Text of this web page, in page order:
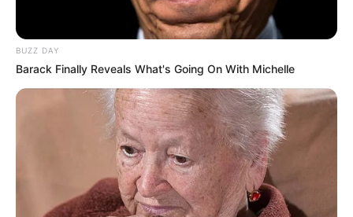
BUZZ DAY
Barack Finally Reveals What's Going On With Michelle